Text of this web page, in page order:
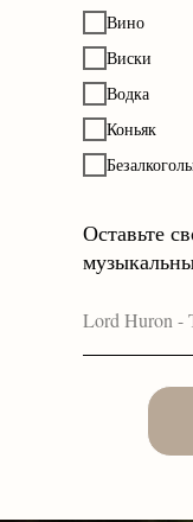
Вино
Виски
Водка
Коньяк
Оставьте